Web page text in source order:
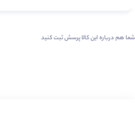
شما هم درباره این کالا پرسش ثبت کنید